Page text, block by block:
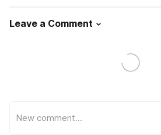
Leave a Comment